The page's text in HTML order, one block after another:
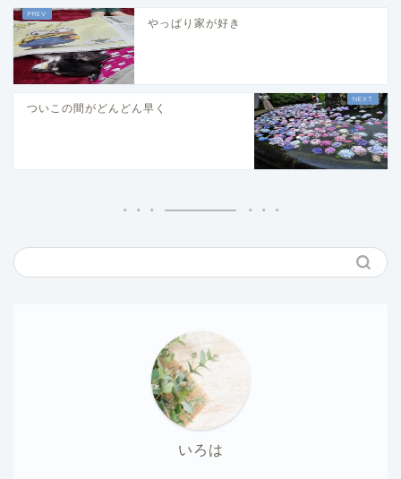
やっぱり家が好き
ついこの間がどんどん早く
いろは